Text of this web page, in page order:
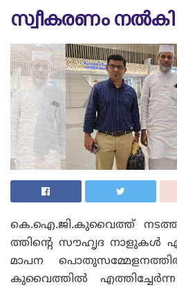
സ്വീകരണം നൽകി
കെ.ഐ.ജി.കുവൈത്ത്
ത്തിന്റെ സൗഹൃദ നാളുകൾ
മാപന
കുവൈത്തിൽ